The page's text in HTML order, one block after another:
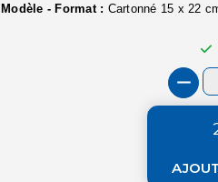
Modèle - Format : Cartonné 15 x 22